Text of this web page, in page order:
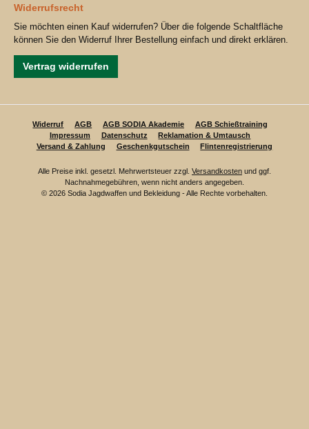
Widerrufsrecht
Sie möchten einen Kauf widerrufen? Über die folgende Schaltfläche
können Sie den Widerruf Ihrer Bestellung einfach und direkt erklären.
Vertrag widerrufen
Widerruf AGB AGB SODIA Akademie
AGB Schießtraining
Impressum
Datenschutz
Reklamation & Umtausch
Versand & Zahlung
Geschenkgutschein Flintenregistrierung
Alle Preise inkl. gesetzl. Mehrwertsteuer zzgl. Versandkosten und ggf.
Nachnahmegebühren, wenn nicht anders angegeben.
© 2026 Sodia Jagdwaffen und Bekleidung - Alle Rechte vorbehalten.